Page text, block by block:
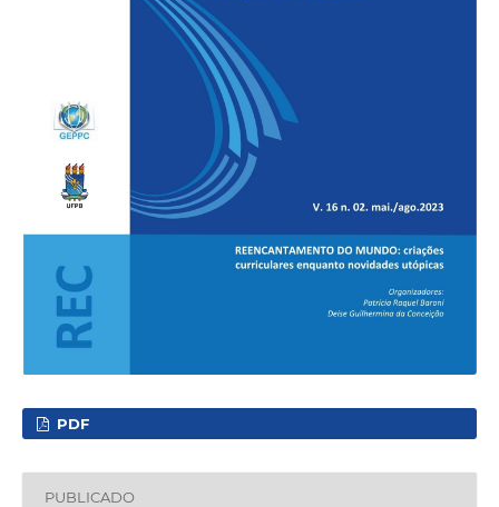
PDF
PUBLICADO